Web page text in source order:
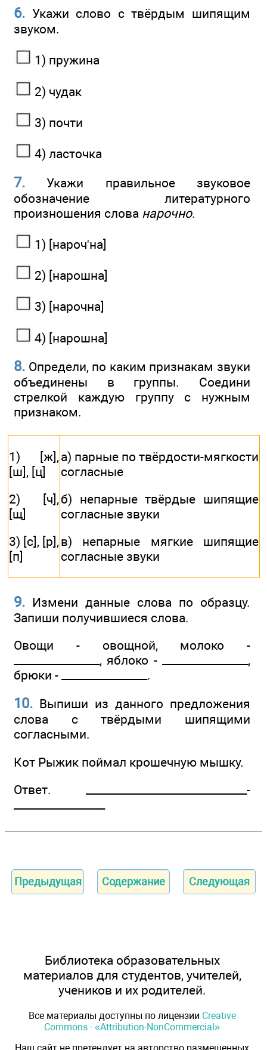
6. Укажи слово с твёрдым шипящим
звуком.
1) пружина
2) чудак
3) почти
4) ласточка
7. Укажи правильное звуковое
обозначение литературного
произношения слова нарочно.
1) [нароч'на]
2) [нарошна]
3) [нарочна]
4) [нарошна]
8. Определи, по каким признакам звуки
объединены в группы. Соедини
стрелкой каждую группу с нужным
признаком.
1) [ж],
[ш], [ц]
2) [ч],
[щ]
3) [с], [р],
[п]
а) парные по твёрдости-мягкости
согласные
б) непарные твёрдые шипящие
согласные звуки
в) непарные мягкие шипящие
согласные звуки
9. Измени данные слова по образцу.
Запиши получившиеся слова.
Овощи - овощной, молоко -
________________, яблоко - ________________,
брюки - ________________.
10. Выпиши из данного предложения
слова с твёрдыми шипящими
согласными.
Кот Рыжик поймал крошечную мышку.
Ответ. ________________­______________­
Предыдущая Содержание Следующая
Библиотека образовательных
материалов для студентов, учителей,
учеников и их родителей.
Все материалы доступны по лицензии Creative
Commons - «Attribution-NonCommercial»